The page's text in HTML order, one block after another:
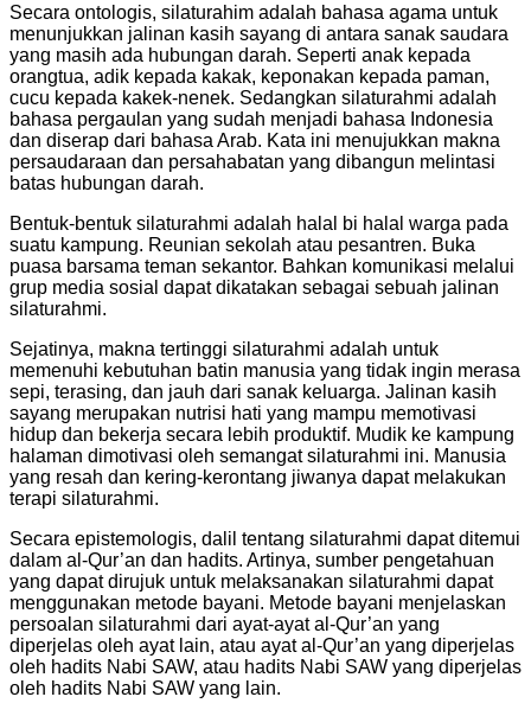
Secara ontologis, silaturahim adalah bahasa agama untuk
menunjukkan jalinan kasih sayang di antara sanak saudara
yang masih ada hubungan darah. Seperti anak kepada
orangtua, adik kepada kakak, keponakan kepada paman,
cucu kepada kakek-nenek. Sedangkan silaturahmi adalah
bahasa pergaulan yang sudah menjadi bahasa Indonesia
dan diserap dari bahasa Arab. Kata ini menujukkan makna
persaudaraan dan persahabatan yang dibangun melintasi
batas hubungan darah.
Bentuk-bentuk silaturahmi adalah halal bi halal warga pada
suatu kampung. Reunian sekolah atau pesantren. Buka
puasa barsama teman sekantor. Bahkan komunikasi melalui
grup media sosial dapat dikatakan sebagai sebuah jalinan
silaturahmi.
Sejatinya, makna tertinggi silaturahmi adalah untuk
memenuhi kebutuhan batin manusia yang tidak ingin merasa
sepi, terasing, dan jauh dari sanak keluarga. Jalinan kasih
sayang merupakan nutrisi hati yang mampu memotivasi
hidup dan bekerja secara lebih produktif. Mudik ke kampung
halaman dimotivasi oleh semangat silaturahmi ini. Manusia
yang resah dan kering-kerontang jiwanya dapat melakukan
terapi silaturahmi.
Secara epistemologis, dalil tentang silaturahmi dapat ditemui
dalam al-Qur’an dan hadits. Artinya, sumber pengetahuan
yang dapat dirujuk untuk melaksanakan silaturahmi dapat
menggunakan metode bayani. Metode bayani menjelaskan
persoalan silaturahmi dari ayat-ayat al-Qur’an yang
diperjelas oleh ayat lain, atau ayat al-Qur’an yang diperjelas
oleh hadits Nabi SAW, atau hadits Nabi SAW yang diperjelas
oleh hadits Nabi SAW yang lain.